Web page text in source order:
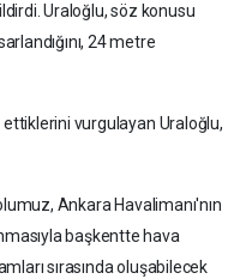
Uraloğlu, söz konusu
24 metre
vurgulayan Uraloğlu,
Ankara Havalimanı'nın
başkentte hava
sırasında oluşabilecek